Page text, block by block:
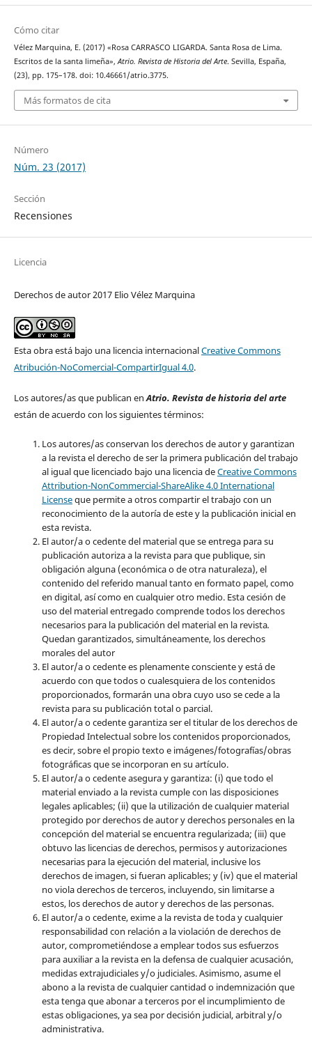
Cómo citar
Vélez Marquina, E. (2017) «Rosa CARRASCO LIGARDA. Santa Rosa de Lima.
Escritos de la santa limeña»,Atrio. Revista de Historia del Arte. Sevilla, España,
(23), pp. 175–178. doi: 10.46661/atrio.3775.
Más formatos de cita
Número
Núm. 23 (2017)
Sección
Recensiones
Licencia
Derechos de autor 2017 Elio Vélez Marquina
Esta obra está bajo una licencia internacionalCreative Commons
Atribución-NoComercial-CompartirIgual 4.0.
Los autores/as que publican enAtrio. Revista de historia del arte
están de acuerdo con los siguientes términos:
Los autores/as conservan los derechos de autor y garantizan
a la revista el derecho de ser la primera publicación del trabajo
al igual que licenciado bajo una licencia deCreative Commons
Attribution-NonCommercial-ShareAlike 4.0 International
Licenseque permite a otros compartir el trabajo con un
reconocimiento de la autoría de este y la publicación inicial en
esta revista.
El autor/a o cedente del material que se entrega para su
publicación autoriza a la revista para que publique, sin
obligación alguna (económica o de otra naturaleza), el
contenido del referido manual tanto en formato papel, como
en digital, así como en cualquier otro medio. Esta cesión de
uso del material entregado comprende todos los derechos
necesarios para la publicación del material en la revista.
Quedan garantizados, simultáneamente, los derechos
morales del autor
El autor/a o cedente es plenamente consciente y está de
acuerdo con que todos o cualesquiera de los contenidos
proporcionados, formarán una obra cuyo uso se cede a la
revista para su publicación total o parcial.
El autor/a o cedente garantiza ser el titular de los derechos de
Propiedad Intelectual sobre los contenidos proporcionados,
es decir, sobre el propio texto e imágenes/fotografías/obras
fotográficas que se incorporan en su artículo.
El autor/a o cedente asegura y garantiza: (i) que todo el
material enviado a la revista cumple con las disposiciones
legales aplicables; (ii) que la utilización de cualquier material
protegido por derechos de autor y derechos personales en la
concepción del material se encuentra regularizada; (iii) que
obtuvo las licencias de derechos, permisos y autorizaciones
necesarias para la ejecución del material, inclusive los
derechos de imagen, si fueran aplicables; y (iv) que el material
no viola derechos de terceros, incluyendo, sin limitarse a
estos, los derechos de autor y derechos de las personas.
El autor/a o cedente, exime a la revista de toda y cualquier
responsabilidad con relación a la violación de derechos de
autor, comprometiéndose a emplear todos sus esfuerzos
para auxiliar a la revista en la defensa de cualquier acusación,
medidas extrajudiciales y/o judiciales. Asimismo, asume el
abono a la revista de cualquier cantidad o indemnización que
esta tenga que abonar a terceros por el incumplimiento de
estas obligaciones, ya sea por decisión judicial, arbitral y/o
administrativa.